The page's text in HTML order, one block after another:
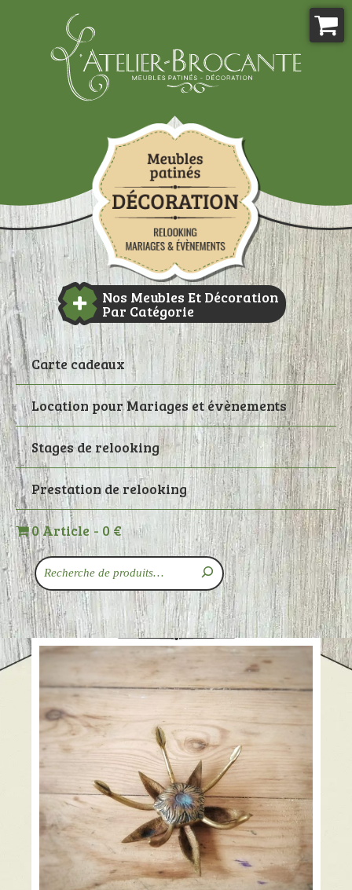
Nos Meubles Et Décoration
Par Catégorie
Carte cadeaux
Location pour Mariages et évènements
Stages de relooking
Prestation de relooking
0 Article 0 €
Recherche